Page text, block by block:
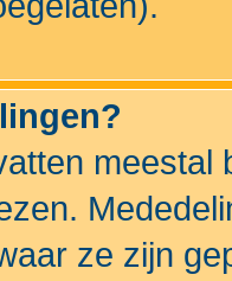
ze zijn